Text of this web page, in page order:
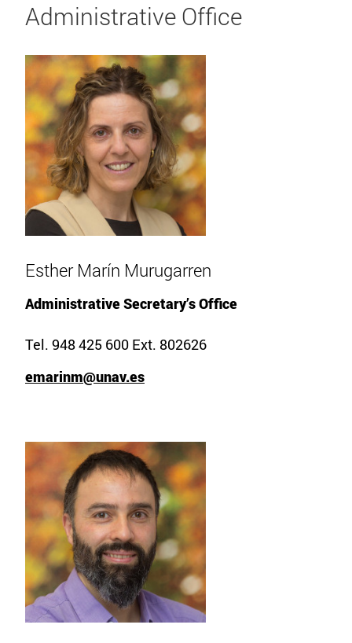
Administrative Office
Esther Marín Murugarren
Administrative Secretary’s Office
Tel. 948 425 600 Ext. 802626
emarinm@unav.es